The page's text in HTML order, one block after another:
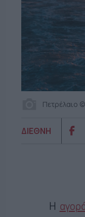
Πετρέλαιο
ΔΙΕΘΝΗ
Η